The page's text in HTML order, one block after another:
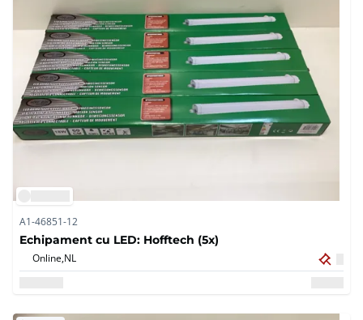
A1-46851-12
Echipament cu LED: Hofftech (5x)
Online,NL